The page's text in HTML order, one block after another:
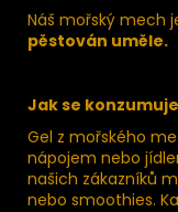
Náš mořský mech
pěstován uměle.
Jak se
Gel z mořského
nápojem nebo
našich zákazníků
nebo smoothies.